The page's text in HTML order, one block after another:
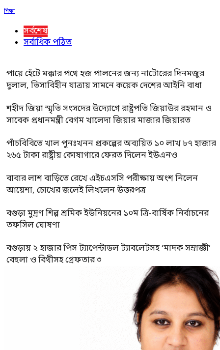
শিক্ষা
সর্বশেষ
সর্বাধিক পঠিত
পায়ে হেঁটে মক্কার পথে হজ পালনের জন্য নাটোরের দিনমজুর
দুলাল, ভিসাবিহীন যাত্রায় সামনে কয়েক দেশের আইনি বাধা
শহীদ জিয়া স্মৃতি সংসদের উদ্যোগে রাষ্ট্রপতি জিয়াউর রহমান ও
সাবেক প্রধানমন্ত্রী বেগম খালেদা জিয়ার মাজার জিয়ারত
পাঁচবিবিতে খাল পুনঃখনন প্রকল্পের অব্যয়িত ১০ লাখ ৮৭ হাজার
২৬৫ টাকা রাষ্ট্রীয় কোষাগারে ফেরত দিলেন ইউএনও
বাবার লাশ বাড়িতে রেখে এইচএসসি পরীক্ষায় অংশ নিলেন
আয়েশা, চোখের জলেই লিখলেন উত্তরপত্র
বগুড়া মুদ্রণ শিল্প শ্রমিক ইউনিয়নের ১০ম ত্রি-বার্ষিক নির্বাচনের
তফসিল ঘোষণা
বগুড়ায় ২ হাজার পিস ট্যাপেন্টাডল ট্যাবলেটসহ ‘মাদক সম্রাজ্ঞী’
বেহুলা ও বিথীসহ গ্রেফতার ৩